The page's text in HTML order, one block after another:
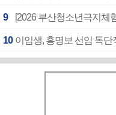
9
10 이임생, 홍명보 선임 독